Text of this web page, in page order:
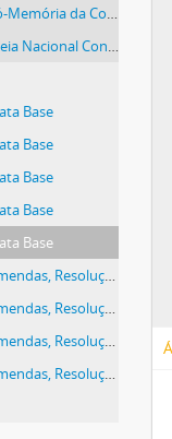
da Constituinte
Constituinte
Base
Base
Base
Base
Base
Resoluções
Resoluções
Resoluções
Resoluções